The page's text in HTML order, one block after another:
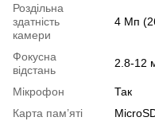
Роздільна
здатність
камери
4 Мп
Фокусна
відстань
2.8-12
Мікрофон
Так
Карта пам’яті